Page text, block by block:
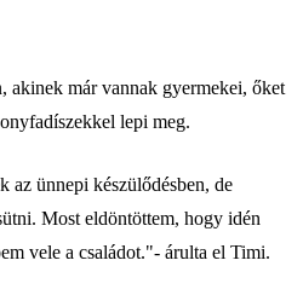
akinek már vannak gyermekei, őket
lepi meg.
az ünnepi készülődésben, de
Most eldöntöttem, hogy idén
vele a családot."- árulta el Timi.